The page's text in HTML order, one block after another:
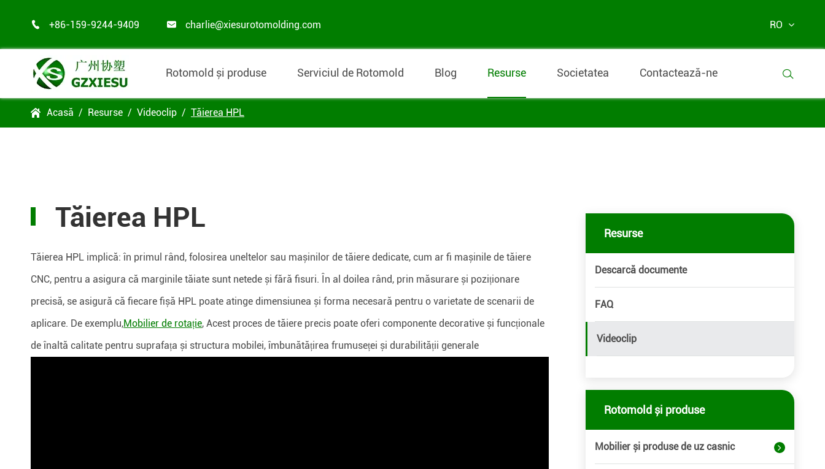
 +86-159-9244-9409  charlie@xiesurotomolding.com RO
Rotomold și produse Serviciul de Rotomold Blog Resurse Societatea Contactează-ne 
 Acasă Resurse Videoclip Tăierea HPL
Tăierea HPL
Tăierea HPL implică: în primul rând, folosirea uneltelor sau mașinilor de tăiere dedicate, cum ar fi mașinile de tăiere
CNC, pentru a asigura că marginile tăiate sunt netede și fără fisuri. În al doilea rând, prin măsurare și poziționare
precisă, se asigură că fiecare fișă HPL poate atinge dimensiunea și forma necesară pentru o varietate de scenarii de
aplicare. De exemplu,Mobilier de rotație, Acest proces de tăiere precis poate oferi componente decorative și funcționale
de înaltă calitate pentru suprafața și structura mobilei, îmbunătățirea frumuseței și durabilității generale
Resurse
Descarcă documente
FAQ
Videoclip
Rotomold și produse
Mobilier și produse de uz casnic